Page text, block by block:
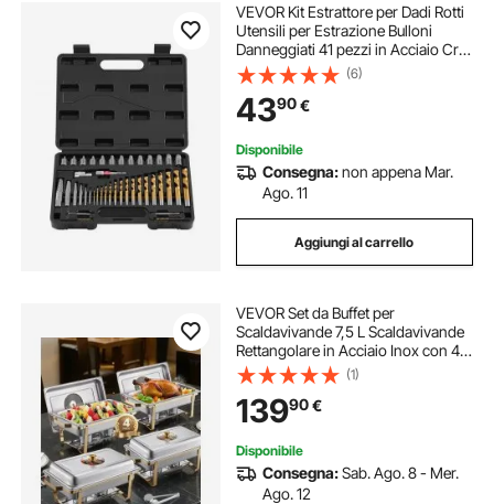
VEVOR Kit Estrattore per Dadi Rotti
Utensili per Estrazione Bulloni
Danneggiati 41 pezzi in Acciaio Cr-
Mo, Kit di Strumento per Rimozione
di Bulloni Riparazioni Domestiche
da Officina Garage
(6)
4390€
Disponibile
Consegna:non appena Mar.
Ago. 11
Aggiungi al carrello
VEVOR Set da Buffet per
Scaldavivande 7,5 L Scaldavivande
Rettangolare in Acciaio Inox con 4
Padelle di Dimensioni Standard,
Coperchio in Vetro, Supporto
Pieghevole per Padella per Acqua e
Carburante
(1)
13990€
Disponibile
Consegna:Sab. Ago. 8 - Mer.
Ago. 12